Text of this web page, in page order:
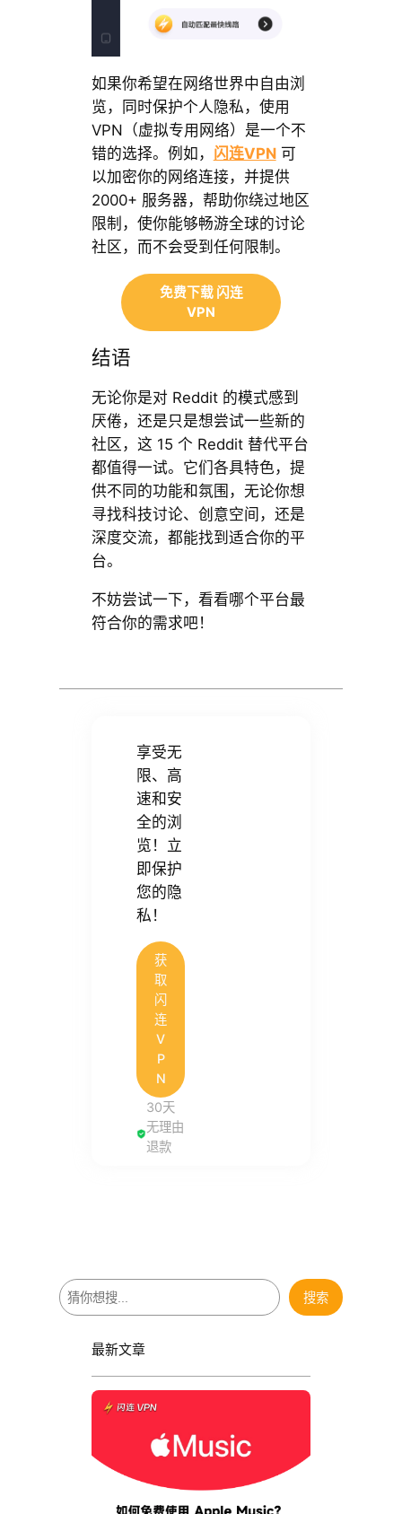
如果你希望在网络世界中自由浏
览，同时保护个人隐私，使用
VPN（虚拟专用网络）是一个不
错的选择。例如， 闪连VPN可
以加密你的网络连接，并提供
2000+ 服务器，帮助你绕过地区
限制，使你能够畅游全球的讨论
社区，而不会受到任何限制。
免费下载 闪连
VPN
结语
无论你是对 Reddit 的模式感到
厌倦，还是只是想尝试一些新的
社区，这 15 个 Reddit 替代平台
都值得一试。它们各具特色，提
供不同的功能和氛围，无论你想
寻找科技讨论、创意空间，还是
深度交流，都能找到适合你的平
台。
不妨尝试一下，看看哪个平台最
符合你的需求吧！
享受无
限、高
速和安
全的浏
览！立
即保护
您的隐
私！
获
取
闪
连
V
P
N
30天
无理由
退款
搜
索
搜索
最新文章